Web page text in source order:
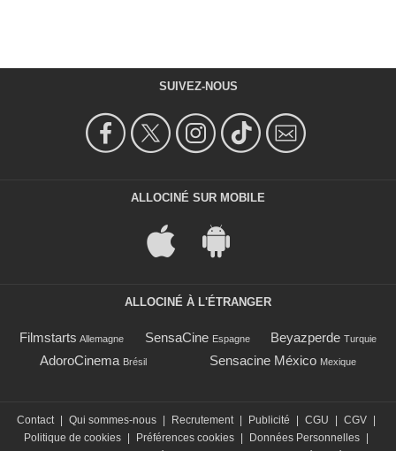
SUIVEZ-NOUS
ALLOCINÉ SUR MOBILE
ALLOCINÉ À L'ÉTRANGER
Filmstarts Allemagne SensaCine Espagne Beyazperde Turquie
AdoroCinema Brésil Sensacine México Mexique
Contact Qui sommes-nous Recrutement Publicité CGU CGV
Politique de cookies
Préférences cookies Données Personnelles